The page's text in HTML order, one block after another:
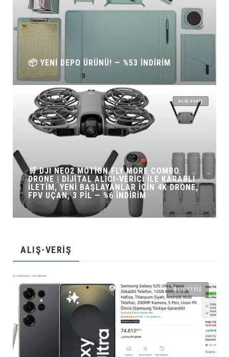
📦 YENI DEPO ÜRÜNÜ! — %53 İNDIRIM
ALIŞ-VERIŞ
🛒 DJI NEO2 MOTION FLY MORE COMBO
DRONE | DIJITAL ALICI-VERICI ILE KARARLI
İLETIM, YENI BAŞLAYANLAR IÇIN 4K DRONE,
FPV UÇAN, 3 PIL — %6 İNDIRIM
ALIŞ-VERIŞ
ALIŞ-VERIŞ